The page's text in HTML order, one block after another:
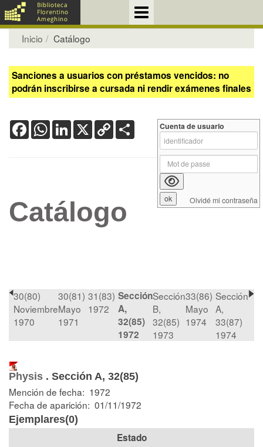
Inicio Catálogo
Sanciones a usuarios con préstamos vencidos: no
podrán inscribirse a cursada ni rendir exámenes finales
FacebookWhatsApp
LinkedIn
X Copy
Link
Catálogo
30(80)
Noviembre
1970
30(81)
Mayo
1971
31(83)
1972
Sección
A,
32(85)
1972
Sección
B,
32(85)
1973
33(86)
Mayo
1974
Sección
A,
33(87)
1974
Physis . Sección A, 32(85)
Mención de fecha: 1972
Fecha de aparición: 01/11/1972
Ejemplares(0)
Estado
Cuenta de usuario
Olvidé mi contraseña